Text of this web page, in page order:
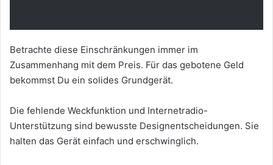
Betrachte diese Einschränkungen immer im
Zusammenhang mit dem Preis. Für das gebotene Geld
bekommst Du ein solides Grundgerät.
Die fehlende Weckfunktion und Internetradio-
Unterstützung sind bewusste Designentscheidungen. Sie
halten das Gerät einfach und erschwinglich.